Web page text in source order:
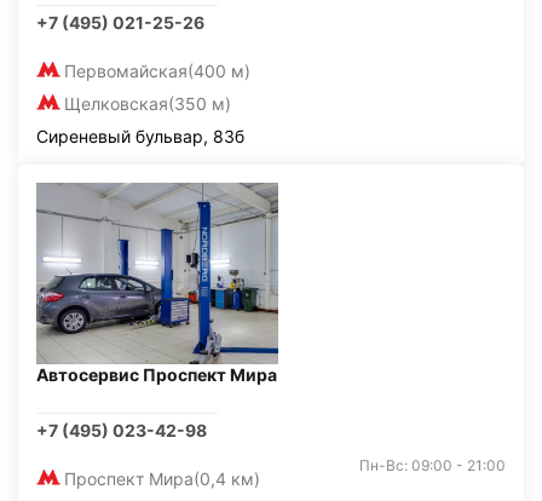
+7 (495) 021-25-26
Первомайская(400 м)
Щелковская(350 м)
Сиреневый бульвар, 83б
Автосервис Проспект Мира
+7 (495) 023-42-98
Проспект Мира(0,4 км)
Пн-Вс: 09:00 - 21:00